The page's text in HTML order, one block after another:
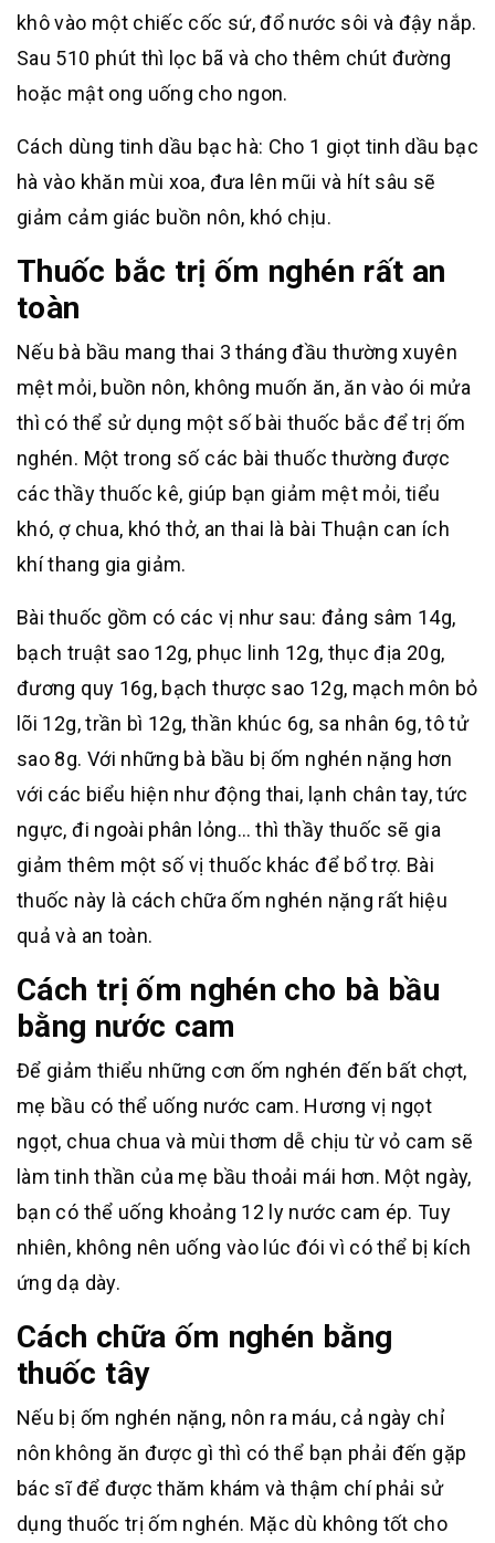
khô vào một chiếc cốc sứ, đổ nước sôi và đậy nắp.
Sau 510 phút thì lọc bã và cho thêm chút đường
hoặc mật ong uống cho ngon.
Cách dùng tinh dầu bạc hà: Cho 1 giọt tinh dầu bạc
hà vào khăn mùi xoa, đưa lên mũi và hít sâu sẽ
giảm cảm giác buồn nôn, khó chịu.
Thuốc bắc trị ốm nghén rất an
toàn
Nếu bà bầu mang thai 3 tháng đầu thường xuyên
mệt mỏi, buồn nôn, không muốn ăn, ăn vào ói mửa
thì có thể sử dụng một số bài thuốc bắc để trị ốm
nghén. Một trong số các bài thuốc thường được
các thầy thuốc kê, giúp bạn giảm mệt mỏi, tiểu
khó, ợ chua, khó thở, an thai là bài Thuận can ích
khí thang gia giảm.
Bài thuốc gồm có các vị như sau: đảng sâm 14g,
bạch truật sao 12g, phục linh 12g, thục địa 20g,
đương quy 16g, bạch thược sao 12g, mạch môn bỏ
lõi 12g, trần bì 12g, thần khúc 6g, sa nhân 6g, tô tử
sao 8g. Với những bà bầu bị ốm nghén nặng hơn
với các biểu hiện như động thai, lạnh chân tay, tức
ngực, đi ngoài phân lỏng… thì thầy thuốc sẽ gia
giảm thêm một số vị thuốc khác để bổ trợ. Bài
thuốc này là cách chữa ốm nghén nặng rất hiệu
quả và an toàn.
Cách trị ốm nghén cho bà bầu
bằng nước cam
Để giảm thiểu những cơn ốm nghén đến bất chợt,
mẹ bầu có thể uống nước cam. Hương vị ngọt
ngọt, chua chua và mùi thơm dễ chịu từ vỏ cam sẽ
làm tinh thần của mẹ bầu thoải mái hơn. Một ngày,
bạn có thể uống khoảng 12 ly nước cam ép. Tuy
nhiên, không nên uống vào lúc đói vì có thể bị kích
ứng dạ dày.
Cách chữa ốm nghén bằng
thuốc tây
Nếu bị ốm nghén nặng, nôn ra máu, cả ngày chỉ
nôn không ăn được gì thì có thể bạn phải đến gặp
bác sĩ để được thăm khám và thậm chí phải sử
dụng thuốc trị ốm nghén. Mặc dù không tốt cho